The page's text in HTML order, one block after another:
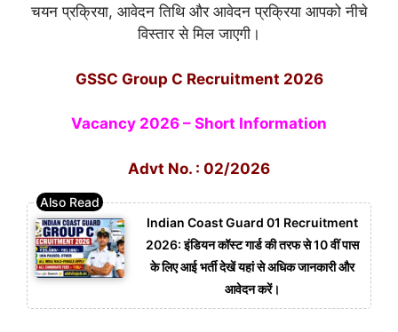
चयन प्रक्रिया, आवेदन तिथि और आवेदन प्रक्रिया आपको नीचे
विस्तार से मिल जाएगी।
GSSC Group C Recruitment 2026
Vacancy 2026 – Short Information
Advt No. : 02/2026
Indian Coast Guard 01 Recruitment
2026: इंडियन कॉस्ट गार्ड की तरफ से 10 वीं पास
के लिए आई भर्ती देखें यहां से अधिक जानकारी और
आवेदन करें।